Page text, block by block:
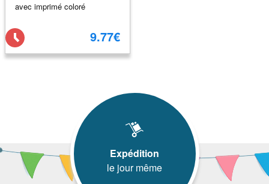
avec imprimé coloré
9.77€
Expédition
le jour même